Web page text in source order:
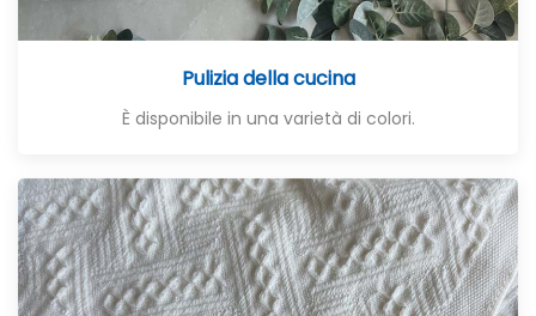
Pulizia della cucina
È disponibile in una varietà di colori.